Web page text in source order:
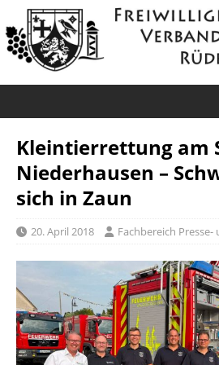
Kleintierrettung am
Niederhausen –
sich in Zaun
20. April 2018 Fachbereich